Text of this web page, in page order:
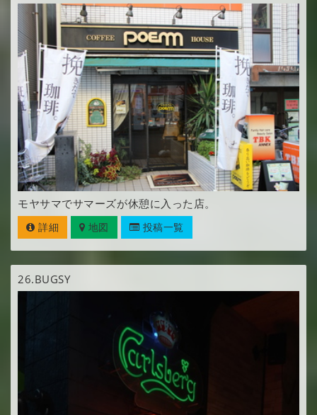
モヤサマでサマーズが休憩に入った店。
詳細 地図 投稿一覧
26.BUGSY